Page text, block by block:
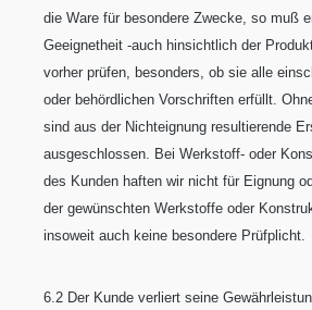
die Ware für besondere Zwecke, so muß
Geeignetheit -auch hinsichtlich der
vorher prüfen, besonders, ob sie alle
oder behördlichen Vorschriften erfüllt.
sind aus der Nichteignung resultierende
ausgeschlossen. Bei Werkstoff- oder
des Kunden haften wir nicht für Eignung
der gewünschten Werkstoffe oder
insoweit auch keine besondere Prüfplicht.
6.2 Der Kunde verliert seine